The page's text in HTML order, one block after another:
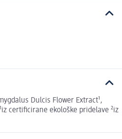
Dulcis Flower Extract¹,
certificirane ekološke pridelave ²iz